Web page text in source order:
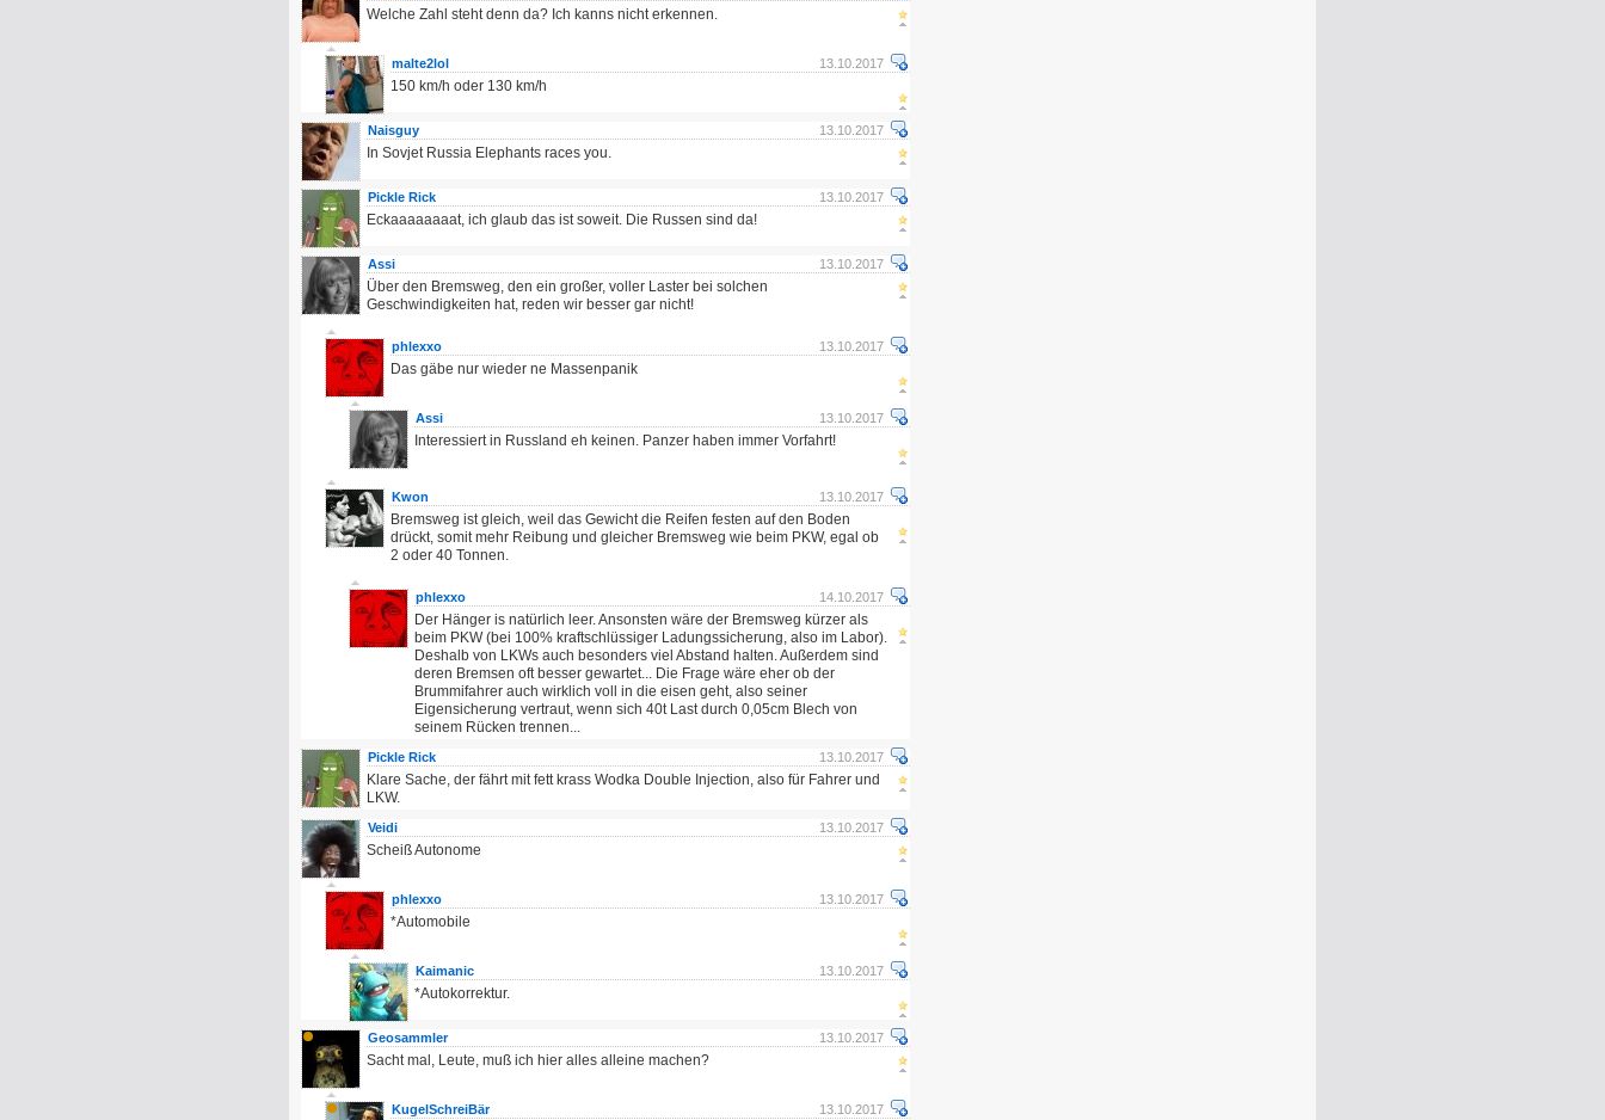
Welche Zahl steht denn da? Ich kanns nicht erkennen.
13.10.2017
malte2lol
150 km/h oder 130 km/h
13.10.2017
Naisguy
In Sovjet Russia Elephants races you.
13.10.2017
Pickle Rick
Eckaaaaaaaat, ich glaub das ist soweit. Die Russen sind da!
13.10.2017
Assi
Über den Bremsweg, den ein großer, voller Laster bei solchen
Geschwindigkeiten hat, reden wir besser gar nicht!
13.10.2017
phlexxo
Das gäbe nur wieder ne Massenpanik
13.10.2017
Assi
Interessiert in Russland eh keinen. Panzer haben immer Vorfahrt!
13.10.2017
Kwon
Bremsweg ist gleich, weil das Gewicht die Reifen festen auf den Boden
drückt, somit mehr Reibung und gleicher Bremsweg wie beim PKW, egal ob
2 oder 40 Tonnen.
14.10.2017
phlexxo
Der Hänger is natürlich leer. Ansonsten wäre der Bremsweg kürzer als
beim PKW (bei 100% kraftschlüssiger Ladungssicherung, also im Labor).
Deshalb von LKWs auch besonders viel Abstand halten. Außerdem sind
deren Bremsen oft besser gewartet... Die Frage wäre eher ob der
Brummifahrer auch wirklich voll in die eisen geht, also seiner
Eigensicherung vertraut, wenn sich 40t Last durch 0,05cm Blech von
seinem Rücken trennen...
13.10.2017
Pickle Rick
Klare Sache, der fährt mit fett krass Wodka Double Injection, also für Fahrer und
LKW.
13.10.2017
Veidi
Scheiß Autonome
13.10.2017
phlexxo
*Automobile
13.10.2017
Kaimanic
*Autokorrektur.
13.10.2017
Geosammler
Sacht mal, Leute, muß ich hier alles alleine machen?
13.10.2017
KugelSchreiBär